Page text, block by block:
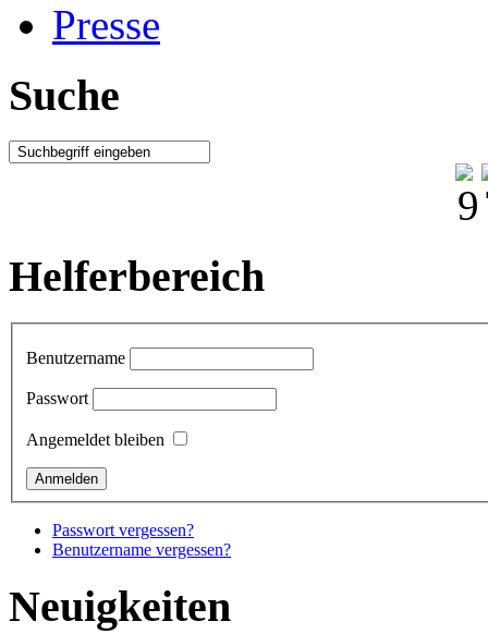
Presse
Suche
Helferbereich
Benutzername
Passwort
Angemeldet bleiben
Passwort vergessen?
Benutzername vergessen?
Neuigkeiten